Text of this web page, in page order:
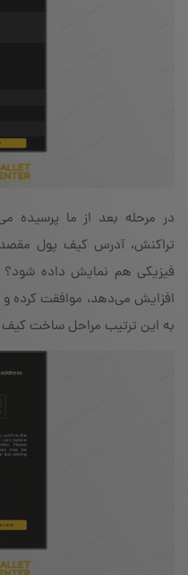
در مرحله‌ بعد از ما پرسیده
تراکنش، آدرس کیف پول‌
فیزیکی هم نمایش داده شود؟
به این ترتیب مراحل ساخت کیف